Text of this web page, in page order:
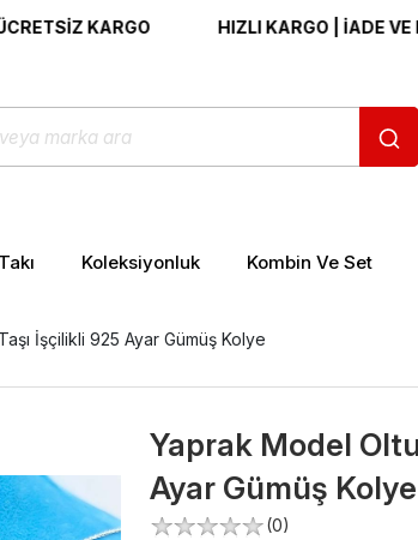
KARGO HIZLI KARGO | İADE VE
Koleksiyonluk Kombin Ve Set
İşçilikli 925 Ayar Gümüş Kolye
Yaprak Model
Ayar Gümüş Kolye
(0)